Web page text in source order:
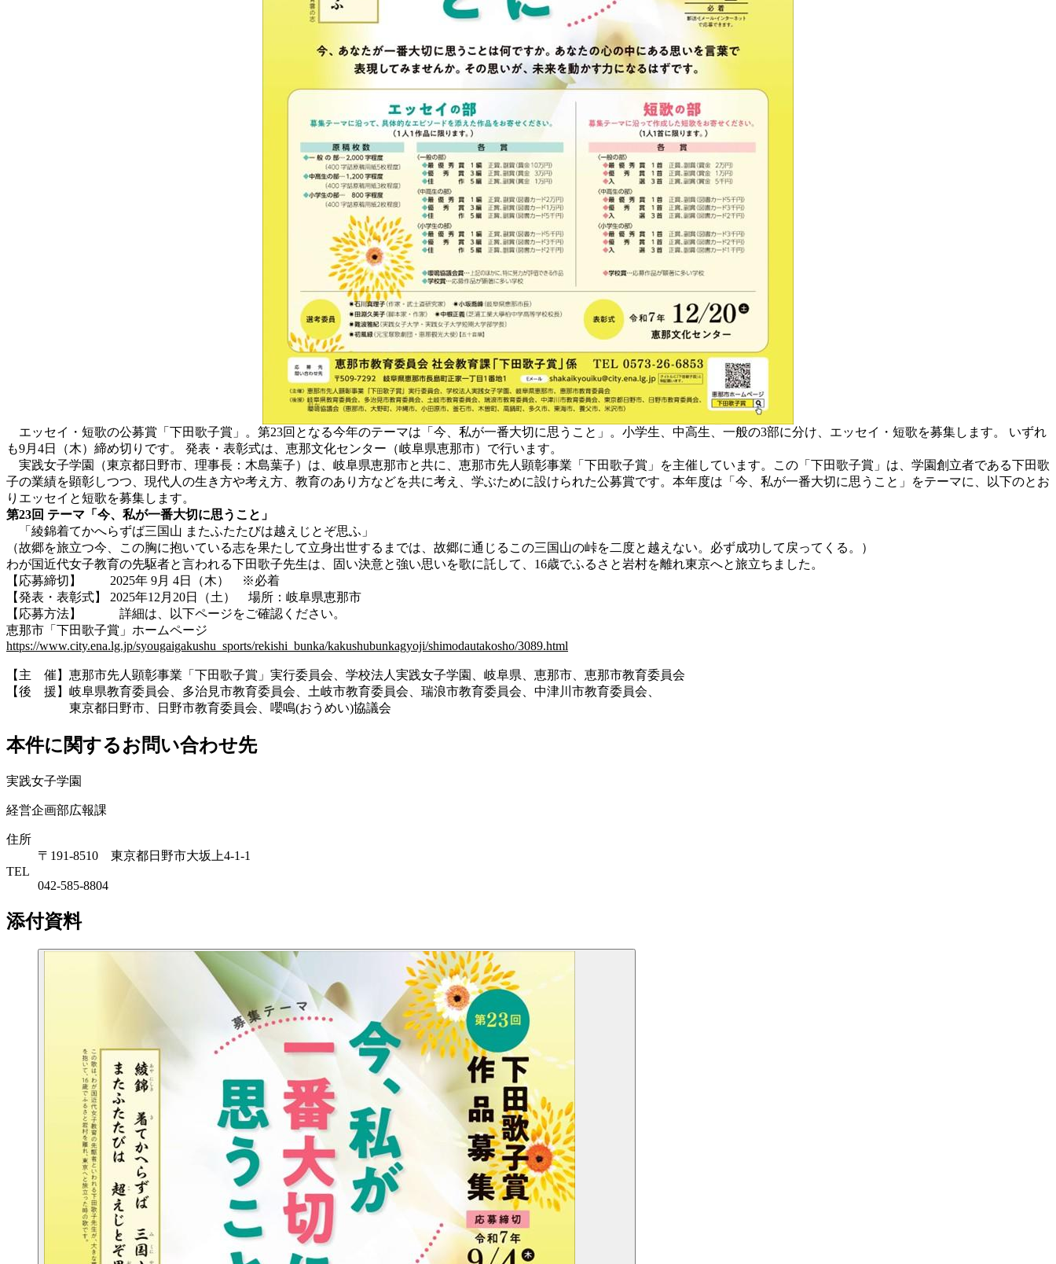
エッセイ・短歌の公募賞「下田歌子賞」。第23回となる今年のテーマは「今、私が一番大切に思うこと」。小学生、中高生、一般の3部に分け、エッセイ・短歌を募集します。 いずれ
も9月4日（木）締め切りです。 発表・表彰式は、恵那文化センター（岐阜県恵那市）で行います。
実践女子学園（東京都日野市、理事長：木島葉子）は、岐阜県恵那市と共に、恵那市先人顕彰事業「下田歌子賞」を主催しています。この「下田歌子賞」は、学園創立者である下田歌
子の業績を顕彰しつつ、現代人の生き方や考え方、教育のあり方などを共に考え、学ぶために設けられた公募賞です。本年度は「今、私が一番大切に思うこと」をテーマに、以下のとお
りエッセイと短歌を募集します。
第23回 テーマ「今、私が一番大切に思うこと」
「綾錦着てかへらずば三国山 またふたたびは越えじとぞ思ふ」
（故郷を旅立つ今、この胸に抱いている志を果たして立身出世するまでは、故郷に通じるこの三国山の峠を二度と越えない。必ず成功して戻ってくる。）
わが国近代女子教育の先駆者と言われる下田歌子先生は、固い決意と強い思いを歌に託して、16歳でふるさと岩村を離れ東京へと旅立ちました。
【応募締切】 2025年 9月 4日（木） ※必着
【発表・表彰式】 2025年12月20日（土） 場所：岐阜県恵那市
【応募方法】 詳細は、以下ページをご確認ください。
恵那市「下田歌子賞」ホームページ
https://www.city.ena.lg.jp/syougaigakushu_sports/rekishi_bunka/kakushubunkagyoji/shimodautakosho/3089.html
【主 催】恵那市先人顕彰事業「下田歌子賞」実行委員会、学校法人実践女子学園、岐阜県、恵那市、恵那市教育委員会
【後 援】岐阜県教育委員会、多治見市教育委員会、土岐市教育委員会、瑞浪市教育委員会、中津川市教育委員会、
東京都日野市、日野市教育委員会、嚶鳴(おうめい)協議会
本件に関するお問い合わせ先
実践女子学園
経営企画部広報課
住所
〒191-8510 東京都日野市大坂上4-1-1
TEL
042-585-8804
添付資料